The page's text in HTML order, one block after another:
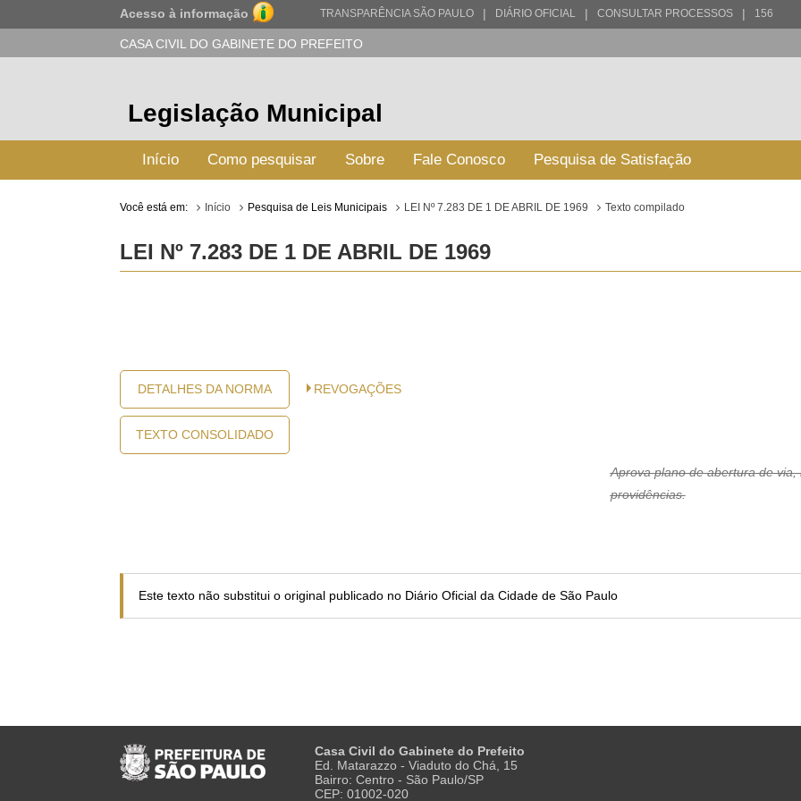
Acesso à informação TRANSPARÊNCIA SÃO PAULO | DIÁRIO OFICIAL | CONSULTAR PROCESSOS | 156
CASA CIVIL DO GABINETE DO PREFEITO
Legislação Municipal
Início Como pesquisar Sobre Fale Conosco Pesquisa de Satisfação
Você está em: Início Pesquisa de Leis Municipais LEI Nº 7.283 DE 1 DE ABRIL DE 1969 Texto compilado
LEI Nº 7.283 DE 1 DE ABRIL DE 1969
DETALHES DA NORMA
TEXTO CONSOLIDADO
REVOGAÇÕES
Aprova plano de abertura de
providências.
Este texto não substitui o original publicado no Diário Oficial da Cidade de São Paulo
Casa Civil do Gabinete do Prefeito
Ed. Matarazzo - Viaduto do Chá, 15
Bairro: Centro - São Paulo/SP
CEP: 01002-020